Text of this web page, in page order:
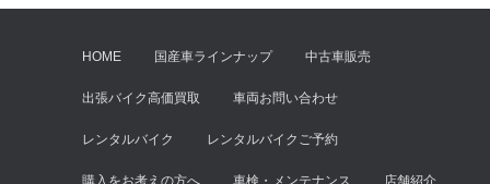
HOME 国産車ラインナップ 中古車販売
出張バイク高価買取 車両お問い合わせ
レンタルバイク レンタルバイクご予約